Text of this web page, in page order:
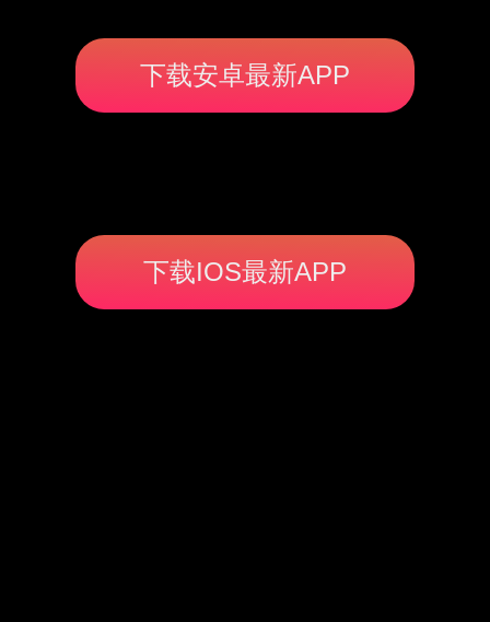
下载安卓最新APP
下载IOS最新APP